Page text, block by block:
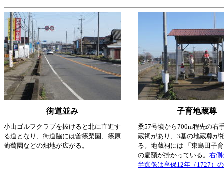
街道並み 子育地蔵尊
小山ゴルフクラブを抜けると北に直進す
る道となり、街道脇には曽篠梨園、篠原
葡萄園などの畑地が広がる。
桑57号墳から700m程先の右
蔵祠があり、3基の地蔵尊が
る。地蔵祠には 「東島田子
の扁額が掛かっている。 右側
半跏像は享保12年（1727）